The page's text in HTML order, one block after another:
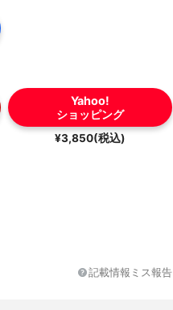
Yahoo!
ショッピング
¥3,850(税込)
記載情報ミス報告